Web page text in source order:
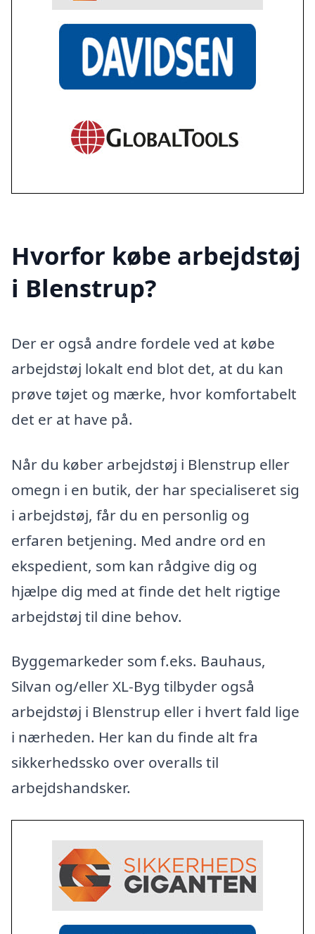
Hvorfor købe arbejdstøj
i Blenstrup?
Der er også andre fordele ved at købe
arbejdstøj lokalt end blot det, at du kan
prøve tøjet og mærke, hvor komfortabelt
det er at have på.
Når du køber arbejdstøj i Blenstrup eller
omegn i en butik, der har specialiseret sig
i arbejdstøj, får du en personlig og
erfaren betjening. Med andre ord en
ekspedient, som kan rådgive dig og
hjælpe dig med at finde det helt rigtige
arbejdstøj til dine behov.
Byggemarkeder som f.eks. Bauhaus,
Silvan og/eller XL-Byg tilbyder også
arbejdstøj i Blenstrup eller i hvert fald lige
i nærheden. Her kan du finde alt fra
sikkerhedssko over overalls til
arbejdshandsker.